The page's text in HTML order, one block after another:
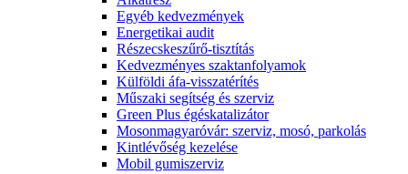
Egyéb kedvezmények
Energetikai audit
Részecskeszűrő-tisztítás
Kedvezményes szaktanfolyamok
Külföldi áfa-visszatérítés
Műszaki segítség és szerviz
Green Plus égéskatalizátor
Mosonmagyaróvár: szerviz, mosó, parkolás
Kintlévőség kezelése
Mobil gumiszerviz